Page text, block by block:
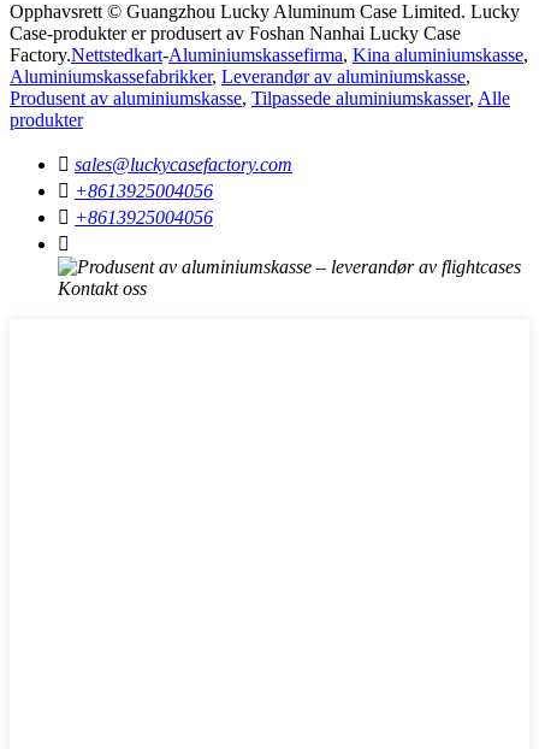
Opphavsrett © Guangzhou Lucky Aluminum Case Limited. Lucky
Case-produkter er produsert av Foshan Nanhai Lucky Case
Factory.Nettstedkart-Aluminiumskassefirma, Kina aluminiumskasse,
Aluminiumskassefabrikker, Leverandør av aluminiumskasse,
Produsent av aluminiumskasse, Tilpassede aluminiumskasser, Alle
produkter
 sales@luckycasefactory.com
 +8613925004056
 +8613925004056
